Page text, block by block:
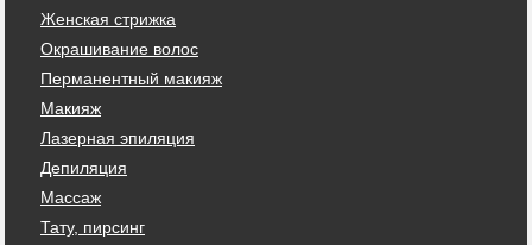
Женская стрижка
Окрашивание волос
Перманентный макияж
Макияж
Лазерная эпиляция
Депиляция
Массаж
Тату, пирсинг